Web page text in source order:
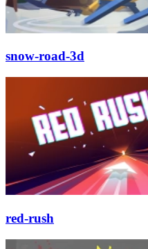
snow-road-3d
red-rush